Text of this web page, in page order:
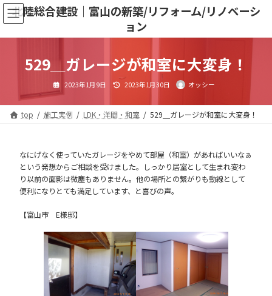
コ
テ
ン
プ
ナ
ゲ
ー
動
北陸総合建設｜富山の新築/リフォーム/リノベーシ
ョン
529＿ガレージが和室に大変身！
2023年1月9日 最
終
日
時
:
2023年1月30日 オッシー
top 施工実例 LDK・洋間・和室 529＿ガレージが和室に大変身！
なにげなく使っていたガレージをやめて部屋（和室）があればいいなぁ
という発想からご相談を受けました。しっかり居室として生まれ変わ
り以前の面影は微塵もありません。他の場所との繋がりも動線として
便利になりとても満足しています、と喜びの声。
【富山市 E様邸】